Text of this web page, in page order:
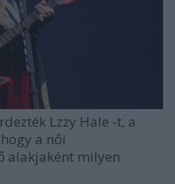
Lzzy Hale -t, a
a női
alakjaként milyen